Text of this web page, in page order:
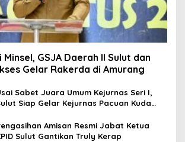
GSJA Daerah II Sulut dan
Gelar Rakerda di Amurang
Sabet Juara Umum Kejurnas Seri I,
Siap Gelar Kejurnas Pacuan Kuda
Amisan Resmi Jabat Ketua
Sulut Gantikan Truly Kerap